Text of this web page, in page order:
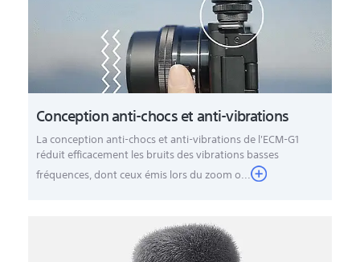
Conception anti-chocs et anti-vibrations
La conception anti-chocs et anti-vibrations de l'ECM-G1
réduit efficacement les bruits des vibrations basses
fréquences, dont ceux émis lors du zoom o...